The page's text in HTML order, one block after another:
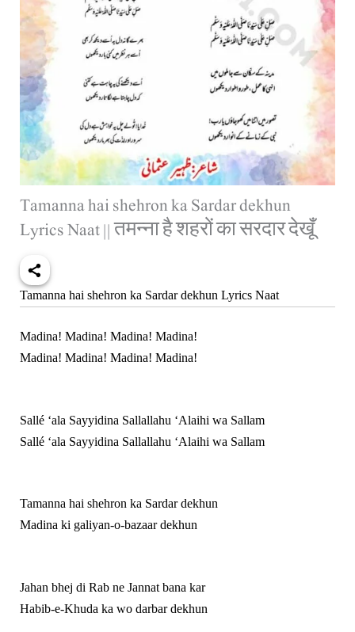
Tamanna hai shehron ka Sardar dekhun
Lyrics Naat || तमन्ना है शहरों का सरदार देखूँ
Tamanna hai shehron ka Sardar dekhun Lyrics Naat
Madina! Madina! Madina! Madina!
Madina! Madina! Madina! Madina!
Sallé ‘ala Sayyidina Sallallahu ‘Alaihi wa Sallam
Sallé ‘ala Sayyidina Sallallahu ‘Alaihi wa Sallam
Tamanna hai shehron ka Sardar dekhun
Madina ki galiyan-o-bazaar dekhun
Jahan bhej di Rab ne Jannat bana kar
Habib-e-Khuda ka wo darbar dekhun